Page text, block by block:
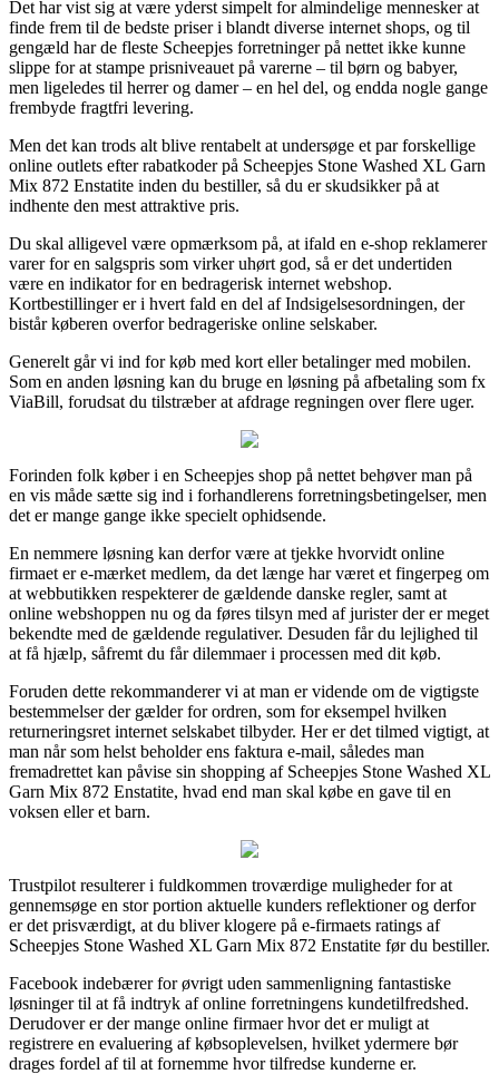
Det har vist sig at være yderst simpelt for almindelige mennesker at
finde frem til de bedste priser i blandt diverse internet shops, og til
gengæld har de fleste Scheepjes forretninger på nettet ikke kunne
slippe for at stampe prisniveauet på varerne – til børn og babyer,
men ligeledes til herrer og damer – en hel del, og endda nogle gange
frembyde fragtfri levering.
Men det kan trods alt blive rentabelt at undersøge et par forskellige
online outlets efter rabatkoder på Scheepjes Stone Washed XL Garn
Mix 872 Enstatite inden du bestiller, så du er skudsikker på at
indhente den mest attraktive pris.
Du skal alligevel være opmærksom på, at ifald en e-shop reklamerer
varer for en salgspris som virker uhørt god, så er det undertiden
være en indikator for en bedragerisk internet webshop.
Kortbestillinger er i hvert fald en del af Indsigelsesordningen, der
bistår køberen overfor bedrageriske online selskaber.
Generelt går vi ind for køb med kort eller betalinger med mobilen.
Som en anden løsning kan du bruge en løsning på afbetaling som fx
ViaBill, forudsat du tilstræber at afdrage regningen over flere uger.
Forinden folk køber i en Scheepjes shop på nettet behøver man på
en vis måde sætte sig ind i forhandlerens forretningsbetingelser, men
det er mange gange ikke specielt ophidsende.
En nemmere løsning kan derfor være at tjekke hvorvidt online
firmaet er e-mærket medlem, da det længe har været et fingerpeg om
at webbutikken respekterer de gældende danske regler, samt at
online webshoppen nu og da føres tilsyn med af jurister der er meget
bekendte med de gældende regulativer. Desuden får du lejlighed til
at få hjælp, såfremt du får dilemmaer i processen med dit køb.
Foruden dette rekommanderer vi at man er vidende om de vigtigste
bestemmelser der gælder for ordren, som for eksempel hvilken
returneringsret internet selskabet tilbyder. Her er det tilmed vigtigt, at
man når som helst beholder ens faktura e-mail, således man
fremadrettet kan påvise sin shopping af Scheepjes Stone Washed XL
Garn Mix 872 Enstatite, hvad end man skal købe en gave til en
voksen eller et barn.
Trustpilot resulterer i fuldkommen troværdige muligheder for at
gennemsøge en stor portion aktuelle kunders reflektioner og derfor
er det prisværdigt, at du bliver klogere på e-firmaets ratings af
Scheepjes Stone Washed XL Garn Mix 872 Enstatite før du bestiller.
Facebook indebærer for øvrigt uden sammenligning fantastiske
løsninger til at få indtryk af online forretningens kundetilfredshed.
Derudover er der mange online firmaer hvor det er muligt at
registrere en evaluering af købsoplevelsen, hvilket ydermere bør
drages fordel af til at fornemme hvor tilfredse kunderne er.